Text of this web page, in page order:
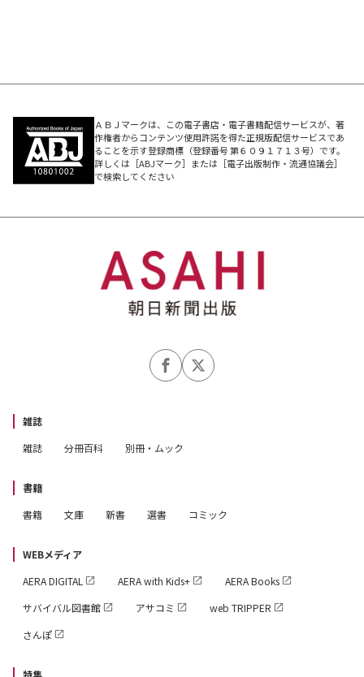
ＡＢＪマークは、この電子書店・電子書籍配信サービスが、著
作権者からコンテンツ使用許諾を得た正規版配信サービスであ
ることを示す登録商標（登録番号 第６０９１７１３号）です。
詳しくは［ABJマーク］または［電子出版制作・流通協議会］
で検索してください
雑誌
雑誌
分冊百科 別冊・ムック
書籍
書籍
文庫 新書 選書 コミック
WEBメディア
AERA DIGITAL
AERA with Kids+
AERA Books
サバイバル図書館
アサコミ
web TRIPPER
さんぽ
特集